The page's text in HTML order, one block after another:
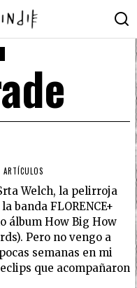
ARTÍCULOS
Welch, la pelirroja
banda FLORENCE+
álbum How Big How
Pero no vengo a
semanas en mi
que acompañaron